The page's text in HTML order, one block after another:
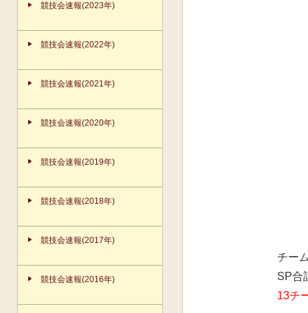
競技会速報(2023年)
競技会速報(2022年)
競技会速報(2021年)
競技会速報(2020年)
競技会速報(2019年)
競技会速報(2018年)
競技会速報(2017年)
競技会速報(2016年)
チー
SP合
13チ